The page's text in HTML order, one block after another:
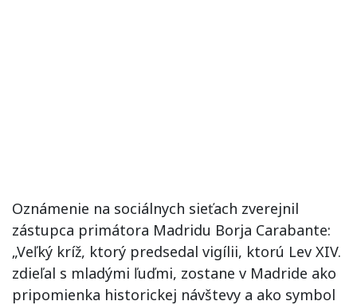
Oznámenie na sociálnych sieťach zverejnil
zástupca primátora Madridu Borja Carabante:
„Veľký kríž, ktorý predsedal vigílii, ktorú Lev XIV.
zdieľal s mladými ľuďmi, zostane v Madride ako
pripomienka historickej návštevy a ako symbol